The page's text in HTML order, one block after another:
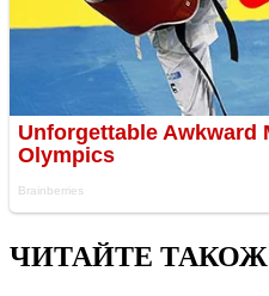
ЧИТАЙТЕ ТАКОЖ